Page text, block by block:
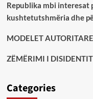
Republika mbi
kushtetutshmëria dhe
MODELET
ZËMËRIMI I
Categories